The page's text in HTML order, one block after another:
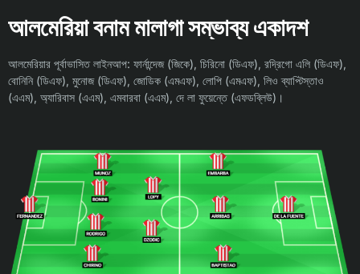
আলমেরিয়া বনাম মালাগা সম্ভাব্য একাদশ
আলমেরিয়ার পূর্বাভাসিত লাইনআপ: ফার্নান্দেজ (জিকে), চিরিনো (ডিএফ), রদ্রিগো এলি (ডিএফ),
বোনিনি (ডিএফ), মুনোজ (ডিএফ), জোডিক (এমএফ), লোপি (এমএফ), লিও ব্যাপ্টিস্তাও
(এএম), অ্যারিবাস (এএম), এমবারবা (এএম), দে লা ফুয়েন্তে (এফডব্লিউ)।